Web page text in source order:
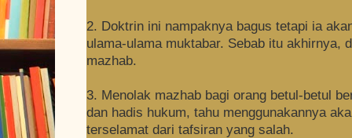
2. Doktrin ini nampaknya bagus tetapi ia
ulama-ulama muktabar. Sebab itu akhirnya,
mazhab.
3. Menolak mazhab bagi orang betul-betul
dan hadis hukum, tahu menggunakannya
terselamat dari tafsiran yang salah.